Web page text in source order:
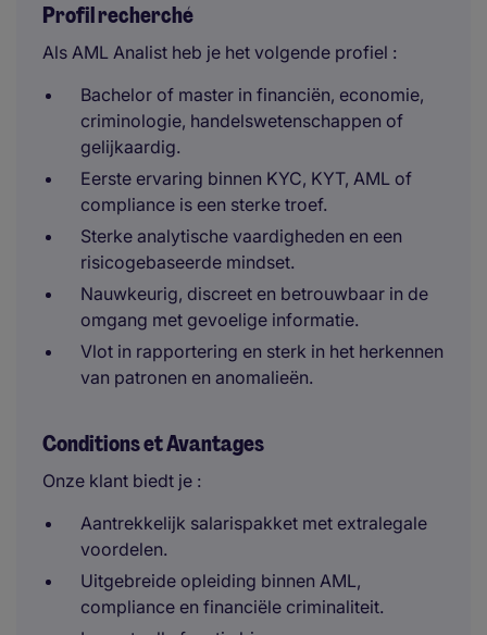
Profil recherché
Als AML Analist heb je het volgende profiel :
Bachelor of master in financiën, economie,
criminologie, handelswetenschappen of
gelijkaardig.
Eerste ervaring binnen KYC, KYT, AML of
compliance is een sterke troef.
Sterke analytische vaardigheden en een
risicogebaseerde mindset.
Nauwkeurig, discreet en betrouwbaar in de
omgang met gevoelige informatie.
Vlot in rapportering en sterk in het herkennen
van patronen en anomalieën.
Conditions et Avantages
Onze klant biedt je :
Aantrekkelijk salarispakket met extralegale
voordelen.
Uitgebreide opleiding binnen AML,
compliance en financiële criminaliteit.